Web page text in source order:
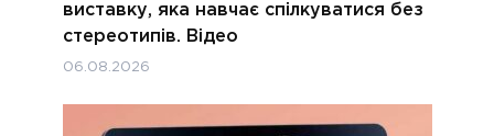
виставку, яка навчає спілкуватися без
стереотипів. Відео
06.08.2026